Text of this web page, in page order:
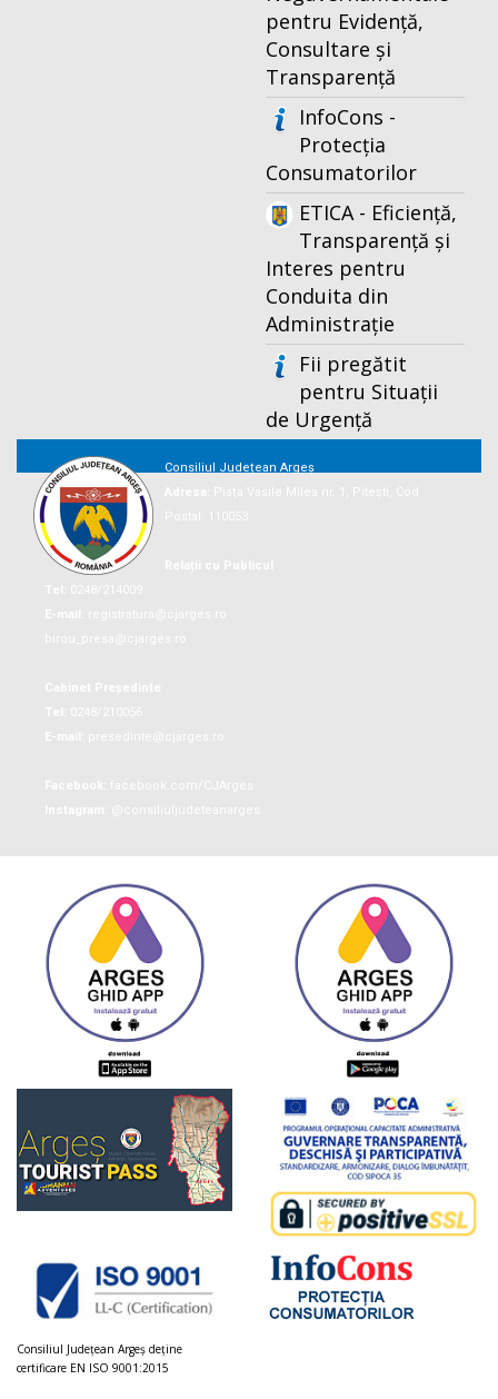
pentru Evidență,
Consultare și
Transparență
InfoCons -
Protecția
Consumatorilor
ETICA - Eficiență,
Transparență și
Interes pentru
Conduita din
Administrație
Fii pregătit
pentru Situații
de Urgență
Consiliul Județean Argeș
Consiliul Judeţean Argeș deţine
certificare EN ISO 9001:2015